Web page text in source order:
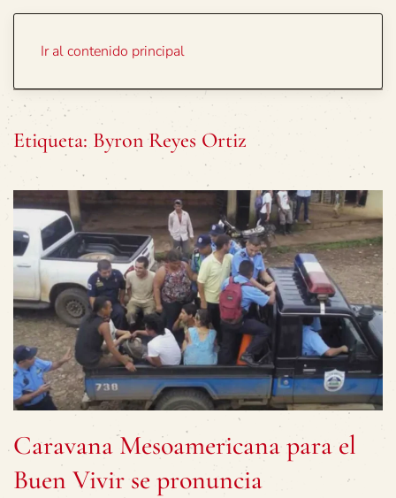
Ir al contenido principal
Etiqueta: Byron Reyes Ortiz
Caravana Mesoamericana para el
Buen Vivir se pronuncia